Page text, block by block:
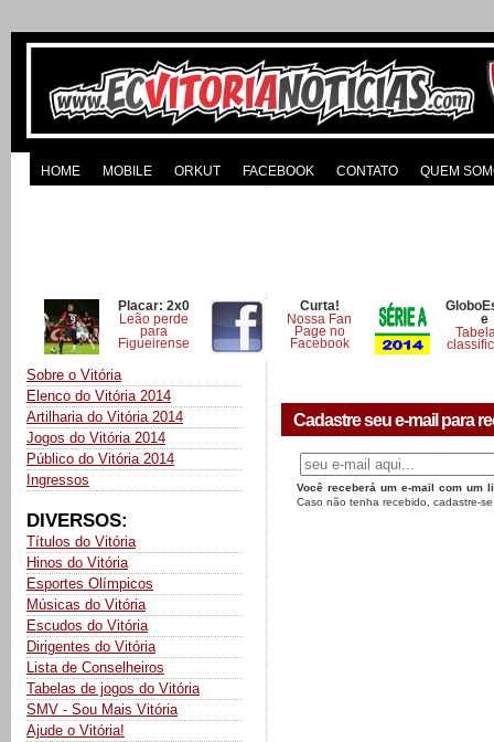
HOME MOBILE ORKUT FACEBOOK CONTATO QUEM
Placar: 2x0
Leão perde
para
Figueirense
Curta!
Nossa Fan
Page no
Facebook
e
Sobre o Vitória
Elenco do Vitória 2014
Artilharia do Vitória 2014
Jogos do Vitória 2014
Público do Vitória 2014
Ingressos
DIVERSOS:
Títulos do Vitória
Hinos do Vitória
Esportes Olímpicos
Músicas do Vitória
Escudos do Vitória
Dirigentes do Vitória
Lista de Conselheiros
Tabelas de jogos do Vitória
SMV - Sou Mais Vitória
Ajude o Vitória!
Cadastre seu e-mail para
Você receberá um e-mail com um
Caso não tenha recebido, cadastre-